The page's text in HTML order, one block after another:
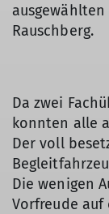
Rauschberg.
Da zwei
konnten alle
Der voll
Die wenigen
Vorfreude auf